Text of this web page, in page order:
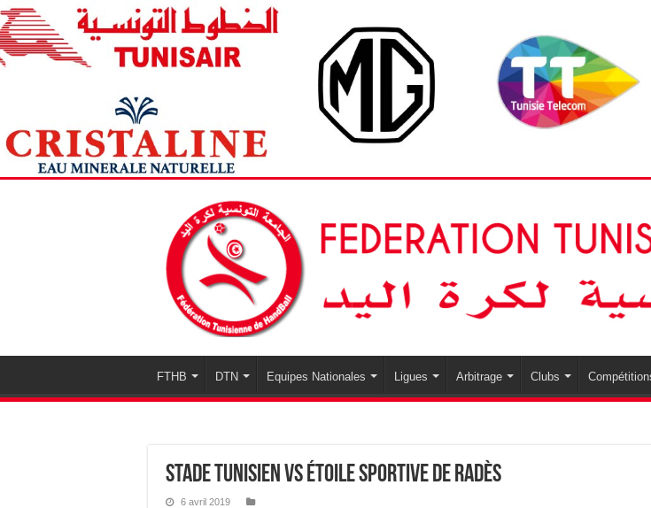
FTHB DTN Equipes Nationales Ligues Arbitrage Clubs
Stade Tunisien vs Étoile Sportive de Radès
6 avril 2019